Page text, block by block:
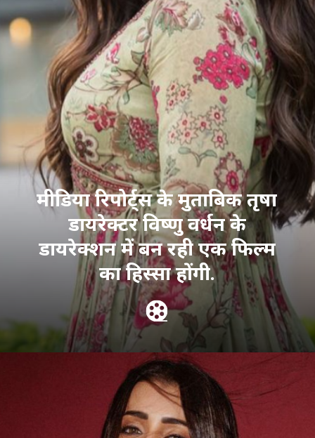
मीडिया रिपोर्ट्स के मुताबिक तृषा
डायरेक्टर विष्णु वर्धन के
डायरेक्शन में बन रही एक फिल्म
का हिस्सा होंगी.